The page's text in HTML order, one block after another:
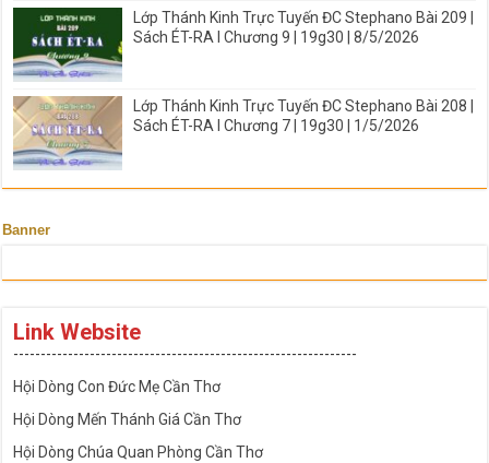
Lớp Thánh Kinh Trực Tuyến ĐC Stephano Bài 209 |
Sách ÉT-RA I Chương 9 | 19g30 | 8/5/2026
Lớp Thánh Kinh Trực Tuyến ĐC Stephano Bài 208 |
Sách ÉT-RA I Chương 7 | 19g30 | 1/5/2026
Banner
Link Website
---------------------------------------------------------------
Hội Dòng Con Đức Mẹ Cần Thơ
Hội Dòng Mến Thánh Giá Cần Thơ
Hội Dòng Chúa Quan Phòng Cần Thơ